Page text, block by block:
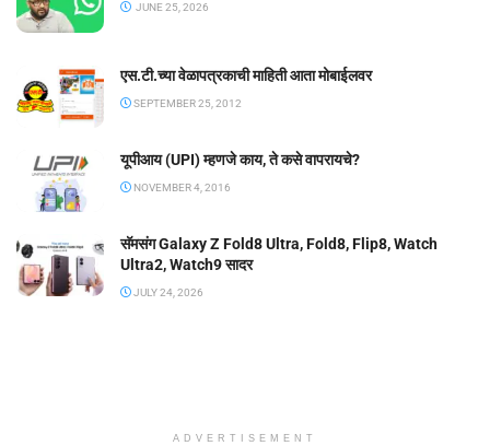
JUNE 25, 2026
एस.टी.च्या वेळापत्रकाची माहिती आता मोबाईलवर
SEPTEMBER 25, 2012
यूपीआय (UPI) म्हणजे काय, ते कसे वापरायचे?
NOVEMBER 4, 2016
सॅमसंग Galaxy Z Fold8 Ultra, Fold8, Flip8, Watch
Ultra2, Watch9 सादर
JULY 24, 2026
ADVERTISEMENT